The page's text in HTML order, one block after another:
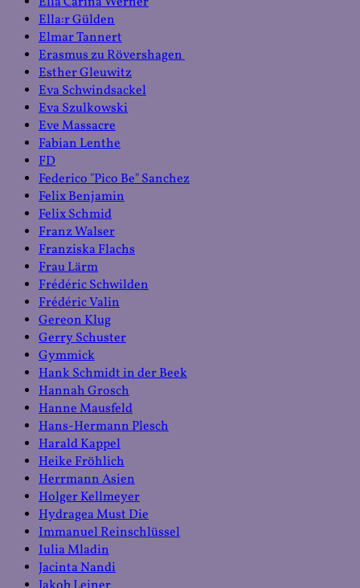
Ella:r Gülden
Elmar Tannert
Erasmus zu Rövershagen
Esther Gleuwitz
Eva Schwindsackel
Eva Szulkowski
Eve Massacre
Fabian Lenthe
FD
Federico "Pico Be" Sanchez
Felix Benjamin
Felix Schmid
Franz Walser
Franziska Flachs
Frau Lärm
Frédéric Schwilden
Frédéric Valin
Gereon Klug
Gerry Schuster
Gymmick
Hank Schmidt in der Beek
Hannah Grosch
Hanne Mausfeld
Hans-Hermann Plesch
Harald Kappel
Heike Fröhlich
Herrmann Asien
Holger Kellmeyer
Hydragea Must Die
Immanuel Reinschlüssel
Iulia Mladin
Jacinta Nandi